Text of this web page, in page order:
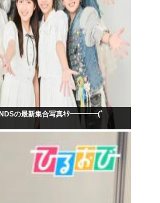
の最新集合写真ｷﾀ━━━━(ﾟ